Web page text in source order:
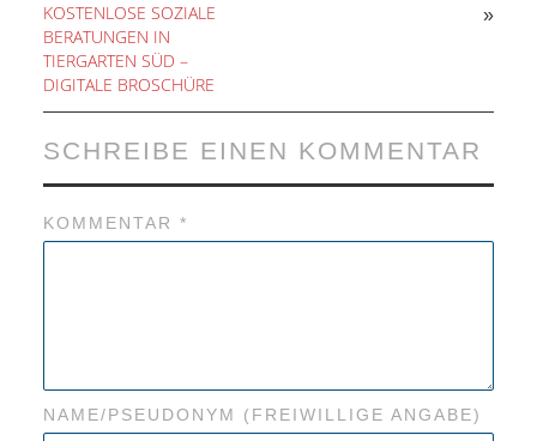
KOSTENLOSE SOZIALE
BERATUNGEN IN
TIERGARTEN SÜD –
DIGITALE BROSCHÜRE
»
SCHREIBE EINEN KOMMENTAR
KOMMENTAR *
NAME/PSEUDONYM (FREIWILLIGE ANGABE)